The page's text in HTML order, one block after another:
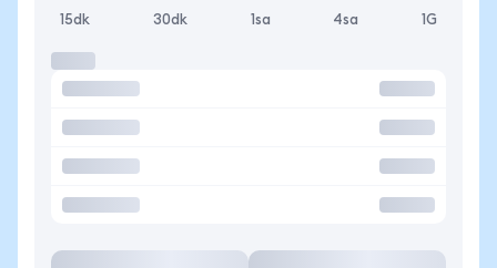
15dk 30dk 1sa 4sa 1G